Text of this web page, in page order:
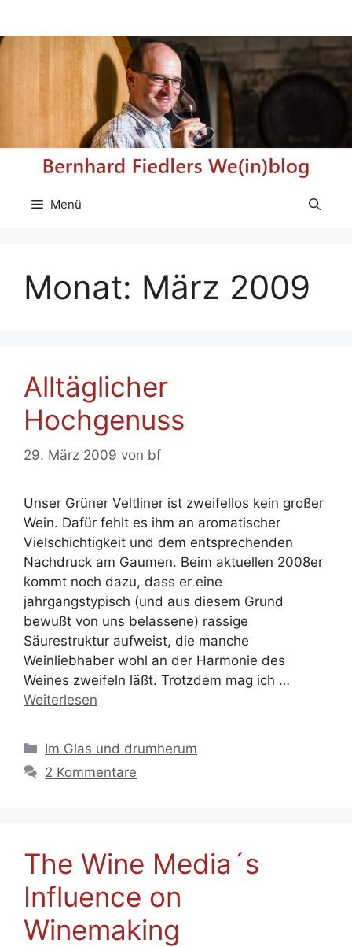
springen
Menü
Monat: März 2009
Alltäglicher
Hochgenuss
29. März 2009 von bf
Unser Grüner Veltliner ist zweifellos kein großer
Wein. Dafür fehlt es ihm an aromatischer
Vielschichtigkeit und dem entsprechenden
Nachdruck am Gaumen. Beim aktuellen 2008er
kommt noch dazu, dass er eine
jahrgangstypisch (und aus diesem Grund
bewußt von uns belassene) rassige
Säurestruktur aufweist, die manche
Weinliebhaber wohl an der Harmonie des
Weines zweifeln läßt. Trotzdem mag ich …
Weiterlesen
Kategorien
Im Glas und drumherum
2 Kommentare
The Wine Media´s
Influence on
Winemaking